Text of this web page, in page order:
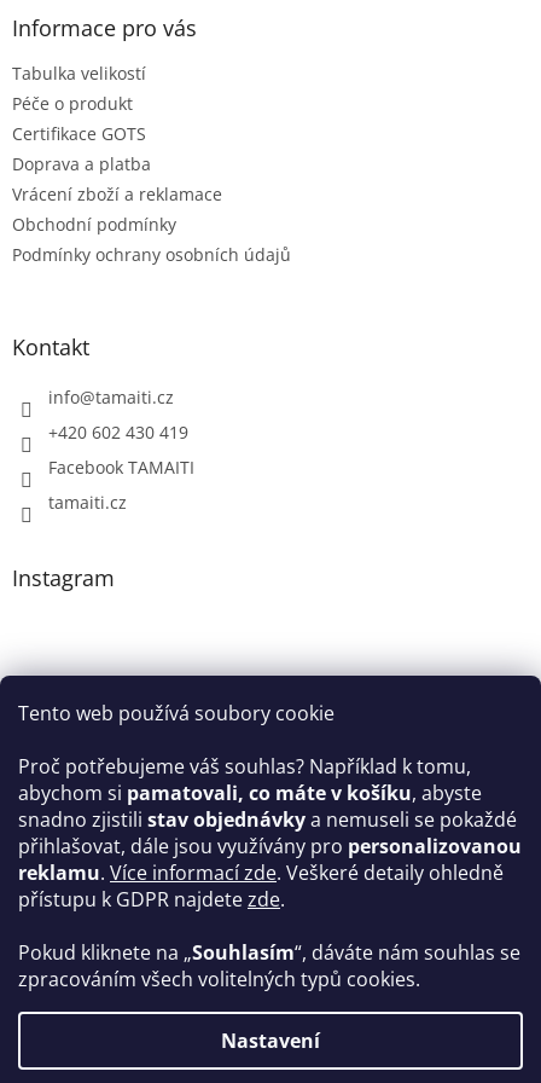
Tento web používá soubory cookie
Proč potřebujeme váš souhlas? Například k tomu,
abychom si pamatovali, co máte v košíku, abyste
snadno zjistili stav objednávkya nemuseli se pokaždé
přihlašovat, dále jsou využívány pro personalizovanou
reklamu. Více informací zde. Veškeré detaily ohledně
přístupu k GDPR najdetezde.
Pokud kliknete na „Souhlasím“, dáváte nám souhlas se
zpracováním všech volitelných typů cookies.
Nastavení
Informace pro vás
Tabulka velikostí
Péče o produkt
Certifikace GOTS
Doprava a platba
Vrácení zboží a reklamace
Obchodní podmínky
Podmínky ochrany osobních údajů
Kontakt
info@tamaiti.cz
+420 602 430 419
Facebook TAMAITI
tamaiti.cz
Instagram
Sledovat na Instagramu
Facebook